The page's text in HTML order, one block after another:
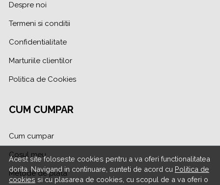
Acest site foloseste cookies pentru a va oferi functionalitatea
dorita. Navigand in continuare, sunteti de acord cu Politica de
cookies si cu plasarea de cookies, cu scopul de a va oferi o
Despre noi
Termeni si conditii
Confidentialitate
Marturiile clientilor
Politica de Cookies
CUM CUMPAR
Cum cumpar
Cosul meu
Metode de plata